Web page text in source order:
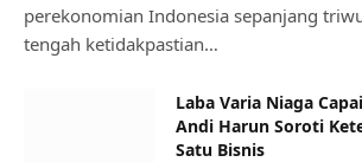
perekonomian Indonesia sepanjang
tengah ketidakpastian…
Laba Varia Niaga
Andi Harun Soroti
Satu Bisnis